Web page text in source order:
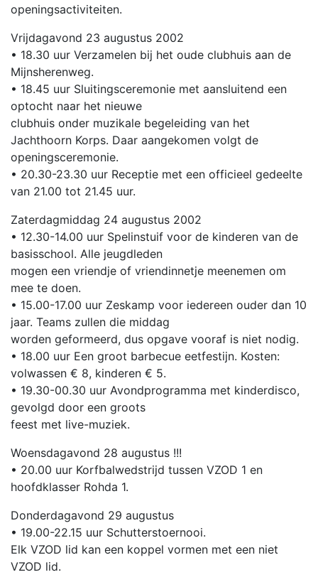
openingsactiviteiten.
Vrijdagavond 23 augustus 2002
• 18.30 uur Verzamelen bij het oude clubhuis aan de
Mijnsherenweg.
• 18.45 uur Sluitingsceremonie met aansluitend een
optocht naar het nieuwe
clubhuis onder muzikale begeleiding van het
Jachthoorn Korps. Daar aangekomen volgt de
openingsceremonie.
• 20.30-23.30 uur Receptie met een officieel gedeelte
van 21.00 tot 21.45 uur.
Zaterdagmiddag 24 augustus 2002
• 12.30-14.00 uur Spelinstuif voor de kinderen van de
basisschool. Alle jeugdleden
mogen een vriendje of vriendinnetje meenemen om
mee te doen.
• 15.00-17.00 uur Zeskamp voor iedereen ouder dan 10
jaar. Teams zullen die middag
worden geformeerd, dus opgave vooraf is niet nodig.
• 18.00 uur Een groot barbecue eetfestijn. Kosten:
volwassen € 8, kinderen € 5.
• 19.30-00.30 uur Avondprogramma met kinderdisco,
gevolgd door een groots
feest met live-muziek.
Woensdagavond 28 augustus !!!
• 20.00 uur Korfbalwedstrijd tussen VZOD 1 en
hoofdklasser Rohda 1.
Donderdagavond 29 augustus
• 19.00-22.15 uur Schutterstoernooi.
Elk VZOD lid kan een koppel vormen met een niet
VZOD lid.